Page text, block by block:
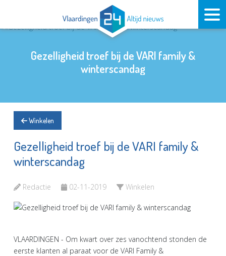
Gezelligheid troef bij de VARI family &
winterscandag
Winkelen
Gezelligheid troef bij de VARI family &
winterscandag
Redactie 02-11-2019 Winkelen
VLAARDINGEN - Om kwart over zes vanochtend stonden de
eerste klanten al paraat voor de VARI Family &